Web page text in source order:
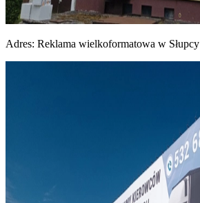
Adres: Reklama wielkoformatowa w Słupcy